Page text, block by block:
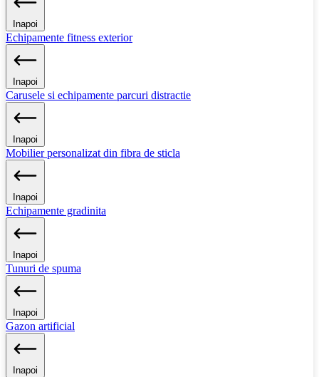
Inapoi
Echipamente fitness exterior
Inapoi
Carusele si echipamente parcuri distractie
Inapoi
Mobilier personalizat din fibra de sticla
Inapoi
Echipamente gradinita
Inapoi
Tunuri de spuma
Inapoi
Gazon artificial
Inapoi